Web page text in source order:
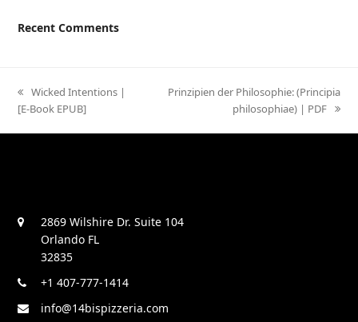
Recent Comments
previous
post:
Wicked Intentions |
[E-Book EPUB]
next
Prinzipien der Philosophie: (Principia
philosophiae) | PDF
2869 Wilshire Dr. Suite 104
Orlando FL
32835
+1 407-777-1414
info@14bispizzeria.com